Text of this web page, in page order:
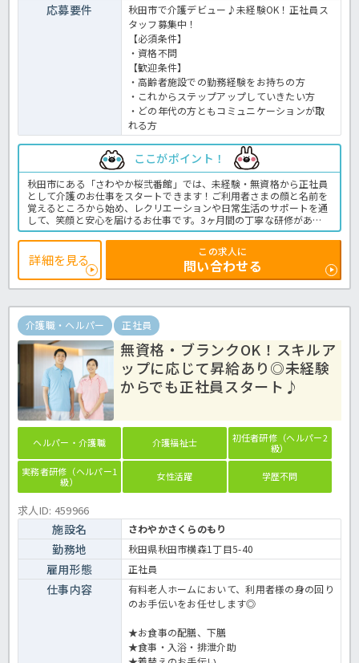
応募要件
秋田市で介護デビュー♪未経験OK！正社員ス
タッフ募集中！
【必須条件】
・資格不問
【歓迎条件】
・高齢者施設での勤務経験をお持ちの方
・これからステップアップしていきたい方
・どの年代の方ともコミュニケーションが取
れる方
ここがポイント！
秋田市にある「さわやか桜弐番館」では、未経験・無資格から正社員
として介護のお仕事をスタートできます！ご利用者さまの顔と名前を
覚えるところから始め、レクリエーションや日常生活のサポートを通
して、笑顔と安心を届けるお仕事です。3ヶ月間の丁寧な研修があ
り、先輩スタッフがマンツーマンでフォローするので初めての方でも
安心♪年間休日117日で希望休も取りやすく、プライベートと両立し
やすい環境です。資格取得支援や手当、キャリアアップ制度も充実。
温かい雰囲気の中で、一緒に「生きがいづくり」をサポートしません
か？まずはお気軽にお問い合わせくださいね。有料老人ホームでの介
護業務全般です。
＜介護職 正職員 有料老人ホームの求人＞
詳細を見る
この求人に
問い合わせる
介護職・ヘルパー 正社員
無資格・ブランクOK！スキルア
ップに応じて昇給あり◎未経験
からでも正社員スタート♪
ヘルパー・介護職 介護福祉士
初任者研修（ヘルパー2
級）
実務者研修（ヘルパー1
級）
女性活躍 学歴不問
求人ID: 459966
施設名 さわやかさくらのもり
勤務地 秋田県秋田市横森1丁目5-40
雇用形態 正社員
仕事内容
有料老人ホームにおいて、利用者様の身の回り
のお手伝いをお任せします◎
★お食事の配膳、下膳
★食事・入浴・排泄介助